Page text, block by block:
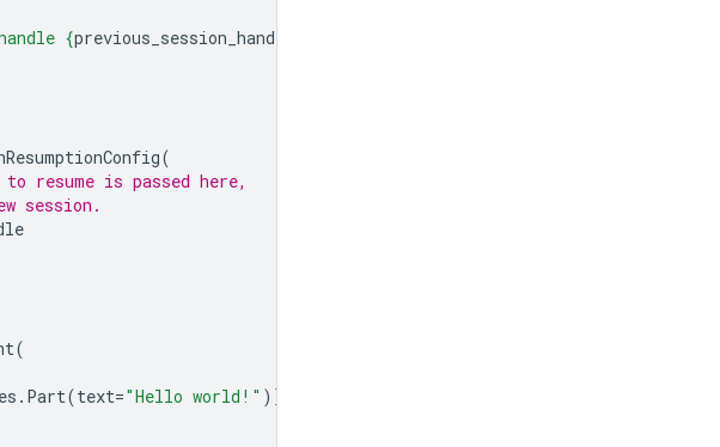
{previous_session_handle
(
resume is passed here,
session.
(
. Part(text="Hello world!" )]